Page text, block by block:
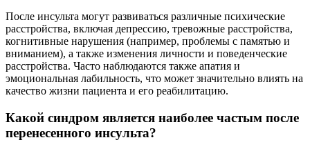
После инсульта могут развиваться различные психические
расстройства, включая депрессию, тревожные расстройства,
когнитивные нарушения (например, проблемы с памятью и
вниманием), а также изменения личности и поведенческие
расстройства. Часто наблюдаются также апатия и
эмоциональная лабильность, что может значительно влиять на
качество жизни пациента и его реабилитацию.
Какой синдром является наиболее частым после
перенесенного инсульта?